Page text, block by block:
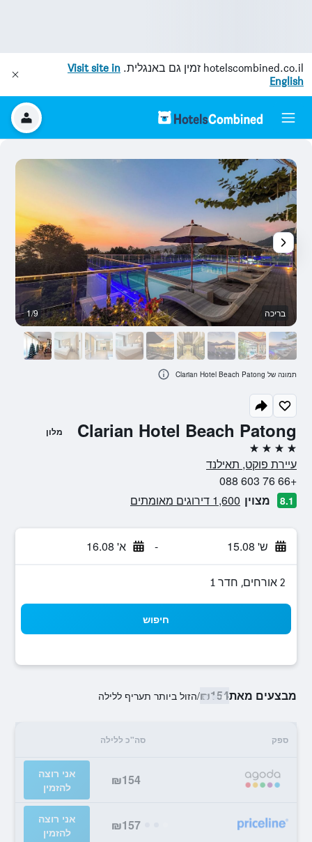
hotelscombined.co.il זמין גם באנגלית. Visit site in
English
Clarian Hotel Beach Patong מלון
4 כוכבים
עיירת פוקט, תאילנד
+66 76 603 088
8.1 מצוין 1,600 דירוגים מאומתים
ש' 15.08 - א' 16.08
2 אורחים, חדר 1
חיפוש
מבצעים מאת₪154
/הזול ביותר תעריף ללילה
ספק סה"כ ללילה
₪154
אני רוצה
להזמין
₪157
אני רוצה
להזמין
בריכה 1/9
תמונה של Clarian Hotel Beach Patong